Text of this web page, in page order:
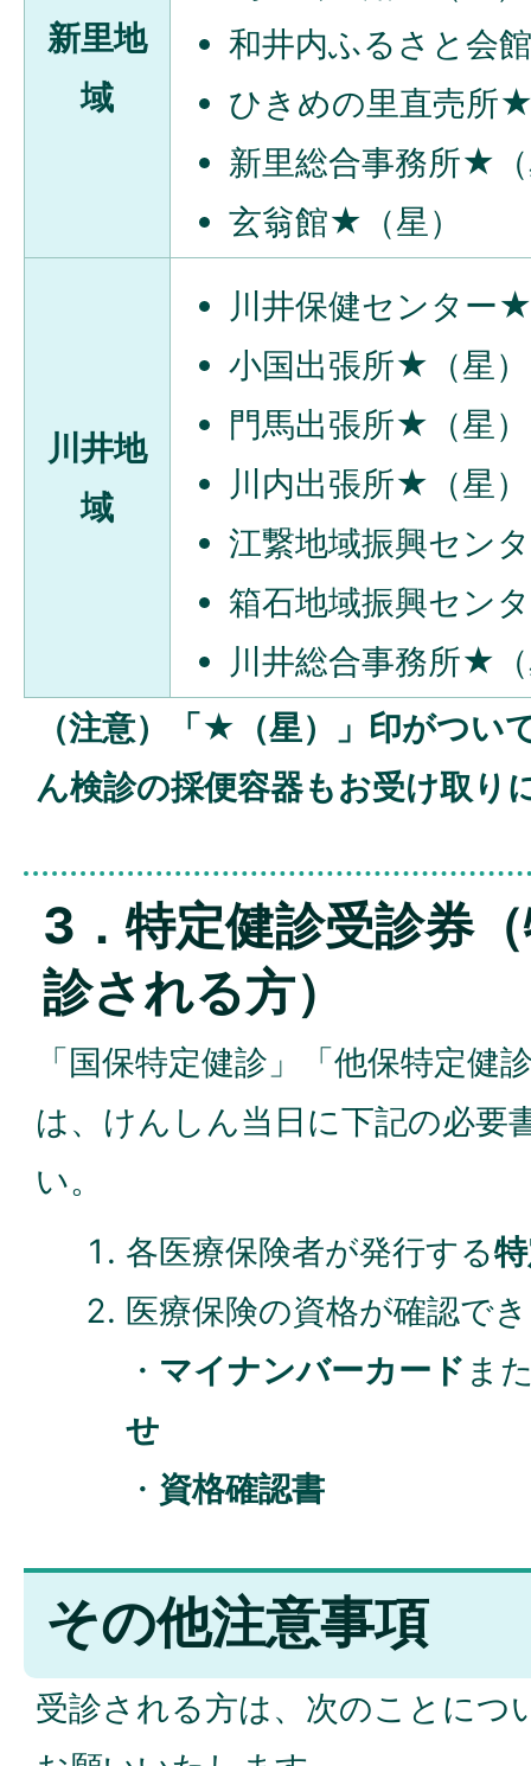
新里地
域
和井内ふるさと会
ひきめの里直売所
新里総合事務所★
玄翁館★（星）
川井地
域
川井保健センター
小国出張所★（星）
門馬出張所★（星）
川内出張所★（星）
江繋地域振興セン
箱石地域振興セン
川井総合事務所★
（注意）「★（星）」印がつい
ん検診の採便容器もお受け取り
3．特定健診受診券
診される方）
「国保特定健診」「他保特定健
は、けんしん当日に下記の必要
い。
各医療保険者が発行する
医療保険の資格が確認で
・ マイナンバーカード ま
せ
・ 資格確認書
その他注意事項
受診される方は、次のことにつ